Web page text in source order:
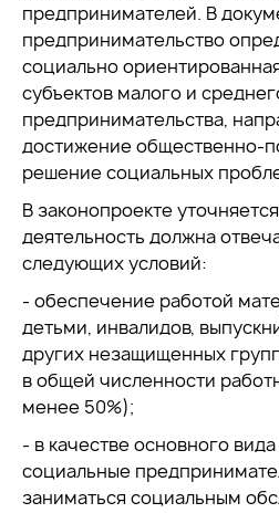
предпринимателей. В
предпринимательство
социально
субъектов малого и
предпринимательства,
достижение общественно-
решение социальных
В законопроекте
деятельность должна
следующих условий:
- обеспечение работой
детьми, инвалидов,
других незащищенных
в общей численности
менее 50%);
- в качестве основного
социальные
заниматься социальным